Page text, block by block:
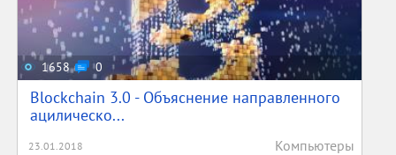
1658 0
Blockchain 3.0 - Объяснение направленного
ацилическо...
23.01.2018 Компьютеры